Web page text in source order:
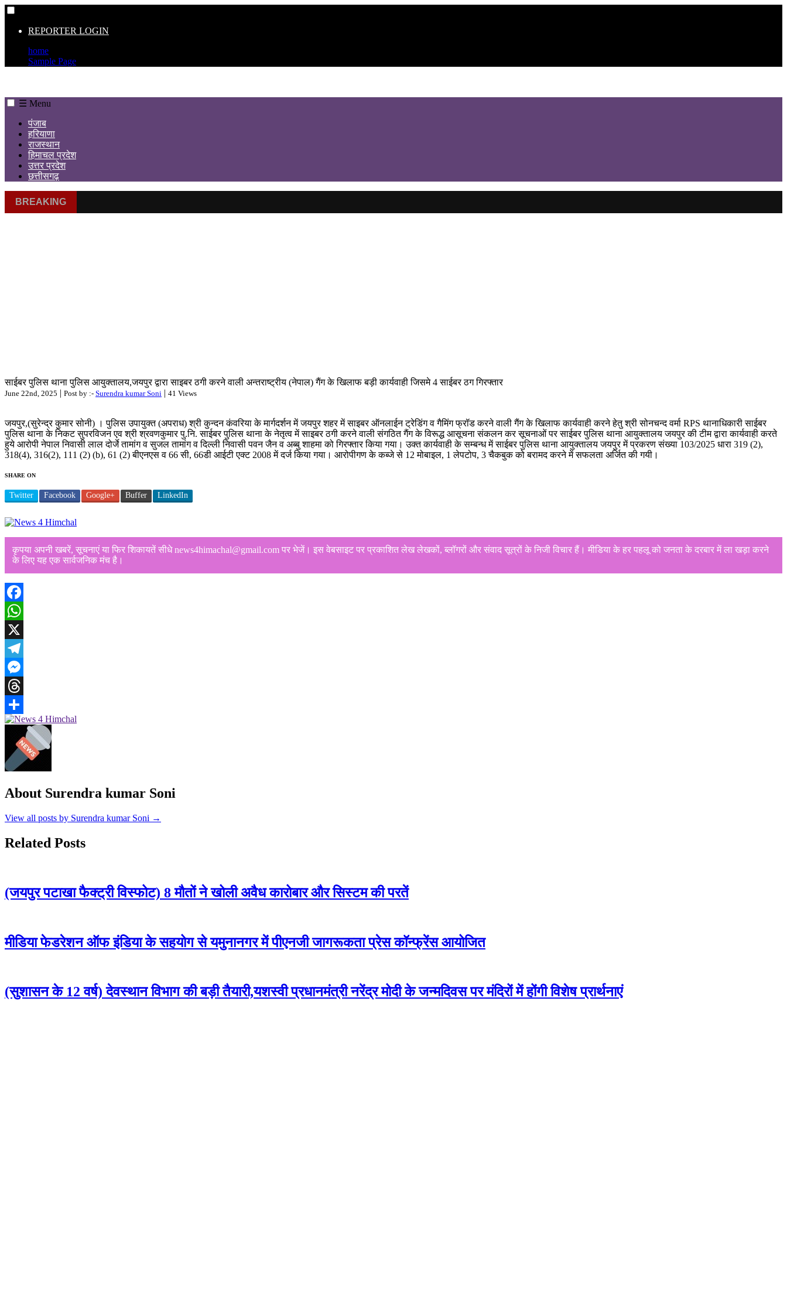
REPORTER LOGIN
home
Sample Page
☰ Menu
पंजाब
हरियाणा
राजस्थान
हिमाचल प्रदेश
उत्तर प्रदेश
छत्तीसगढ़
BREAKING
साईबर पुलिस थाना पुलिस आयुक्तालय,जयपुर द्वारा साइबर ठगी करने वाली अन्तराष्ट्रीय (नेपाल) गैंग के खिलाफ बड़ी कार्यवाही जिसमे 4 साईबर ठग गिरफ्तार
June 22nd, 2025 | Post by :- Surendra kumar Soni | 41 Views
जयपुर,(सुरेन्द्र कुमार सोनी) । पुलिस उपायुक्त (अपराध) श्री कुन्दन कंवरिया के मार्गदर्शन में जयपुर शहर में साइबर ऑनलाईन ट्रेडिंग व गैमिंग फ्रॉड करने वाली गैंग के खिलाफ कार्यवाही करने हेतु श्री सोनचन्द वर्मा RPS थानाधिकारी साईबर
पुलिस थाना के निकट सुपरविजन एव श्री श्रवणकुमार पु.नि. साईबर पुलिस थाना के नेतृत्व में साइबर ठगी करने वाली संगठित गैंग के विरूद्ध आसूचना संकलन कर सूचनाओं पर साईबर पुलिस थाना आयुक्तालय जयपुर की टीम द्वारा कार्यवाही करते
हुये आरोपी नेपाल निवासी लाल दोर्जे तामांग व सुजल तामांग व दिल्ली निवासी पवन जैन व अब्बु शाहमा को गिरफ्तार किया गया। उक्त कार्यवाही के सम्बन्ध में साईबर पुलिस थाना आयुक्तालय जयपुर में प्रकरण संख्या 103/2025 धारा 319 (2),
318(4), 316(2), 111 (2) (b), 61 (2) बीएनएस व 66 सी, 66डी आईटी एक्ट 2008 में दर्ज किया गया। आरोपीगण के कब्जे से 12 मोबाइल, 1 लेपटोप, 3 चैकबुक को बरामद करने में सफलता अर्जित की गयी।
SHARE ON
Twitter Facebook Google+ Buffer LinkedIn
कृपया अपनी खबरें, सूचनाएं या फिर शिकायतें सीधे news4himachal@gmail.com पर भेजें। इस वेबसाइट पर प्रकाशित लेख लेखकों, ब्लॉगरों और संवाद सूत्रों के निजी विचार हैं। मीडिया के हर पहलू को जनता के दरबार में ला खड़ा करने
के लिए यह एक सार्वजनिक मंच है।
Facebook
WhatsApp
X
Telegram
Messenger
Threads
Share
About Surendra kumar Soni
View all posts by Surendra kumar Soni →
Related Posts
(जयपुर पटाखा फैक्ट्री विस्फोट) 8 मौतों ने खोली अवैध कारोबार और सिस्टम की परतें
मीडिया फेडरेशन ऑफ इंडिया के सहयोग से यमुनानगर में पीएनजी जागरूकता प्रेस कॉन्फ्रेंस आयोजित
(सुशासन के 12 वर्ष) देवस्थान विभाग की बड़ी तैयारी,यशस्वी प्रधानमंत्री नरेंद्र मोदी के जन्मदिवस पर मंदिरों में होंगी विशेष प्रार्थनाएं